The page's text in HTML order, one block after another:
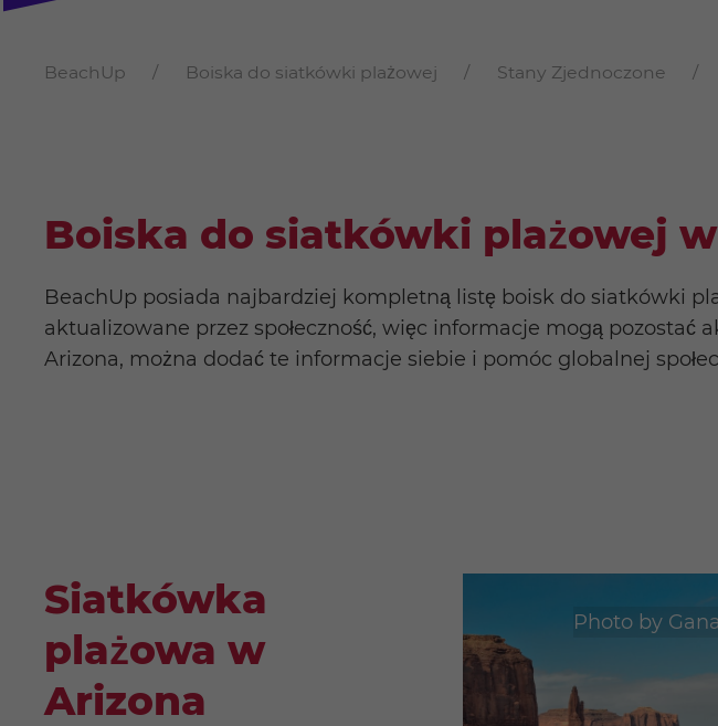
BeachUp Boiska do siatkówki plażowej Stany Zjednoczone
Boiska do siatkówki plażowej
BeachUp posiada najbardziej kompletną listę boisk do siatkówki
aktualizowane przez społeczność, więc informacje mogą
Arizona, można dodać te informacje siebie i pomóc globalnej
Siatkówka
plażowa w
Arizona
Photo by